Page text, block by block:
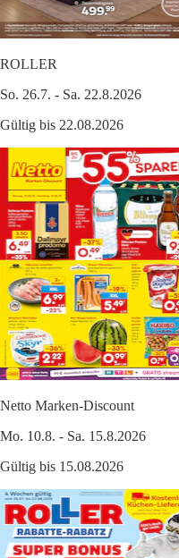
ROLLER
So. 26.7. - Sa. 22.8.2026
Gültig bis 22.08.2026
Netto Marken-Discount
Mo. 10.8. - Sa. 15.8.2026
Gültig bis 15.08.2026